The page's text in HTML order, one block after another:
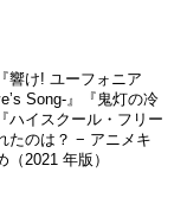
響け! ユーフォニア
Song-』『鬼灯の冷
ハイスクール・フリー
たのは？ − アニメキ
2021 年版）